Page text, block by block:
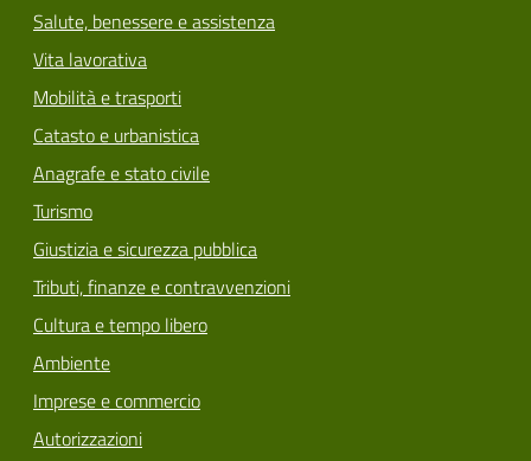
Salute, benessere e assistenza
Vita lavorativa
Mobilità e trasporti
Catasto e urbanistica
Anagrafe e stato civile
Turismo
Giustizia e sicurezza pubblica
Tributi, finanze e contravvenzioni
Cultura e tempo libero
Ambiente
Imprese e commercio
Autorizzazioni